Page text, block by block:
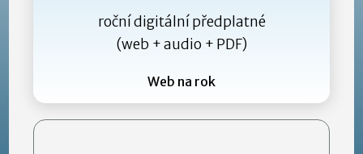
roční digitální předplatné
(web + audio + PDF)
Web na rok